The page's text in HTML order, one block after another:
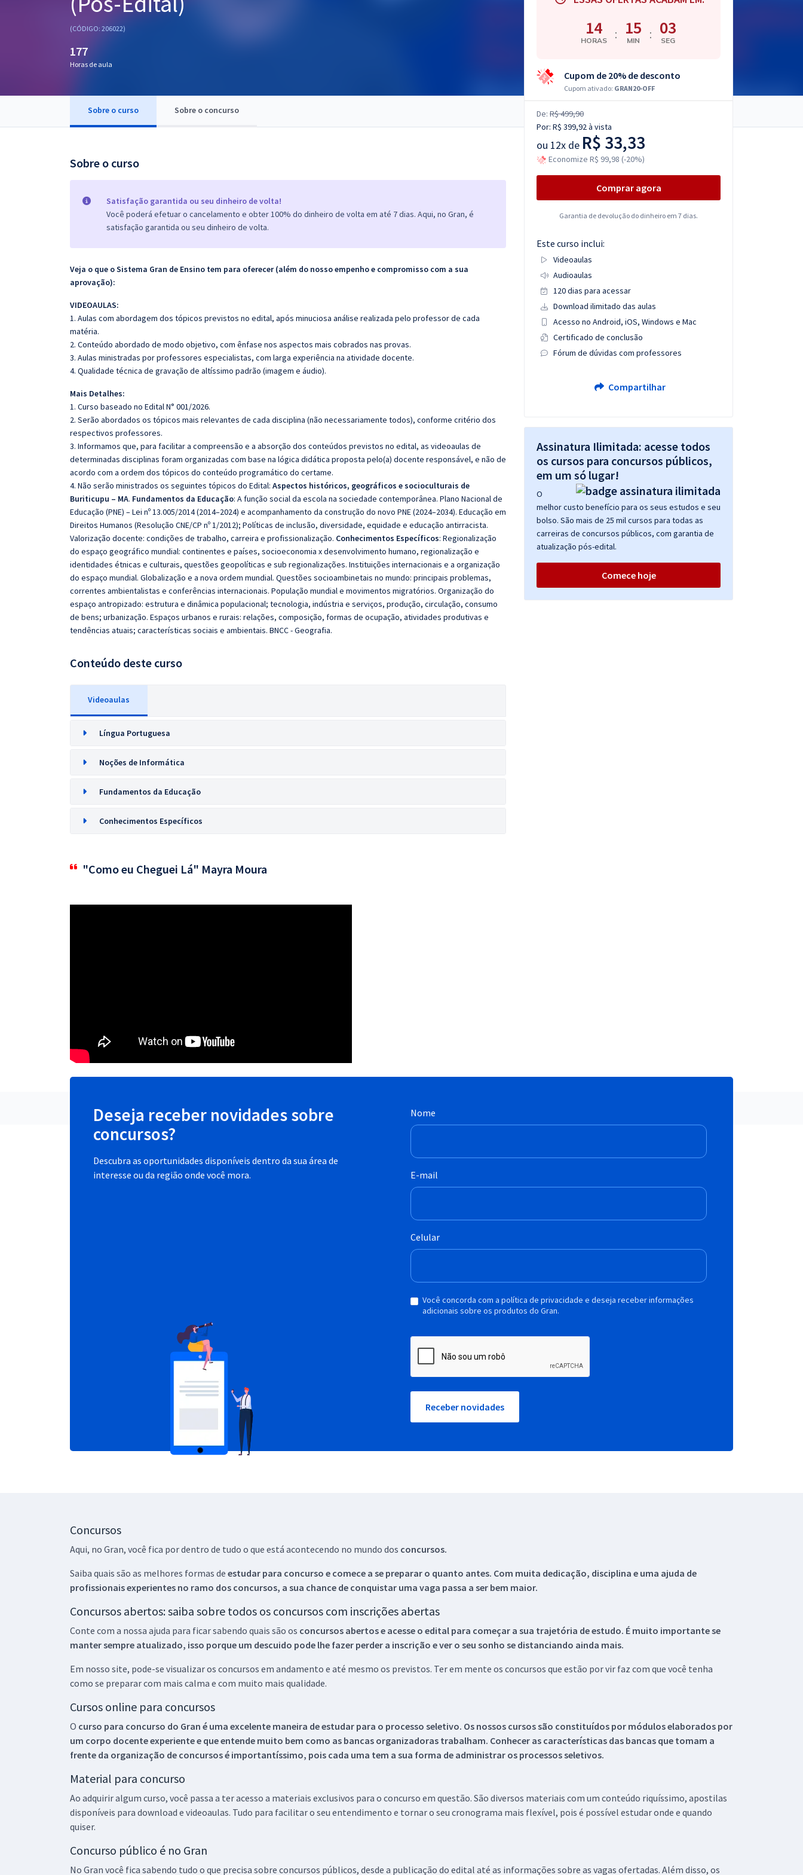
Questões grátis
(CÓDIGO: 206022)
177
Horas de aula
Sobre o curso Sobre o concurso
Sobre o curso
Satisfação garantida ou seu dinheiro de volta!
Você poderá efetuar o cancelamento e obter 100% do dinheiro de volta em até 7 dias. Aqui, no Gran, é
satisfação garantida ou seu dinheiro de volta.
Veja o que o Sistema Gran de Ensino tem para oferecer (além do nosso empenho e compromisso com a sua
aprovação):
VIDEOAULAS:
1. Aulas com abordagem dos tópicos previstos no edital, após minuciosa análise realizada pelo professor de cada
matéria.
2. Conteúdo abordado de modo objetivo, com ênfase nos aspectos mais cobrados nas provas.
3. Aulas ministradas por professores especialistas, com larga experiência na atividade docente.
4. Qualidade técnica de gravação de altíssimo padrão (imagem e áudio).
Mais Detalhes:
1. Curso baseado no Edital N° 001/2026.
2. Serão abordados os tópicos mais relevantes de cada disciplina (não necessariamente todos), conforme critério dos
respectivos professores.
3. Informamos que, para facilitar a compreensão e a absorção dos conteúdos previstos no edital, as videoaulas de
determinadas disciplinas foram organizadas com base na lógica didática proposta pelo(a) docente responsável, e não de
acordo com a ordem dos tópicos do conteúdo programático do certame.
4. Não serão ministrados os seguintes tópicos do Edital: Aspectos históricos, geográficos e socioculturais de
Buriticupu – MA. Fundamentos da Educação: A função social da escola na sociedade contemporânea. Plano Nacional de
Educação (PNE) – Lei nº 13.005/2014 (2014–2024) e acompanhamento da construção do novo PNE (2024–2034). Educação em
Direitos Humanos (Resolução CNE/CP nº 1/2012); Políticas de inclusão, diversidade, equidade e educação antirracista.
Valorização docente: condições de trabalho, carreira e profissionalização. Conhecimentos Específicos: Regionalização
do espaço geográfico mundial: continentes e países, socioeconomia x desenvolvimento humano, regionalização e
identidades étnicas e culturais, questões geopolíticas e sub regionalizações. Instituições internacionais e a organização
do espaço mundial. Globalização e a nova ordem mundial. Questões socioambinetais no mundo: principais problemas,
correntes ambientalistas e conferências internacionais. População mundial e movimentos migratórios. Organização do
espaço antropizado: estrutura e dinâmica populacional; tecnologia, indústria e serviços, produção, circulação, consumo
de bens; urbanização. Espaços urbanos e rurais: relações, composição, formas de ocupação, atividades produtivas e
tendências atuais; características sociais e ambientais. BNCC - Geografia.
Conteúdo deste curso
Videoaulas
Língua Portuguesa
Noções de Informática
Fundamentos da Educação
Conhecimentos Específicos
"Como eu Cheguei Lá" Mayra Moura
14
HORAS : 15
MIN : 02
SEG
Cupom de 20% de desconto
Cupom ativado: GRAN20-OFF
De: R$ 499,90
Por: R$ 399,92à vista
ou 12x de R$ 33,33
Economize R$ 99,98 (-20%)
Comprar agora
Garantia de devolução do dinheiro em 7 dias.
Este curso inclui:
Videoaulas
Audioaulas
120 dias para acessar
Download ilimitado das aulas
Acesso no Android, iOS, Windows e Mac
Certificado de conclusão
Fórum de dúvidas com professores
Compartilhar
Assinatura Ilimitada: acesse todos
os cursos para concursos públicos,
em um só lugar!
O
melhor custo benefício para os seus estudos e seu
bolso. São mais de 25 mil cursos para todas as
carreiras de concursos públicos, com garantia de
atualização pós-edital.
Comece hoje
Deseja receber novidades sobre
concursos?
Descubra as oportunidades disponíveis dentro da sua área de
interesse ou da região onde você mora.
Nome
E-mail
Celular
Você concorda com a política de privacidade e deseja receber informações
adicionais sobre os produtos do Gran.
Receber novidades
Concursos
Aqui, no Gran, você fica por dentro de tudo o que está acontecendo no mundo dos concursos.
Saiba quais são as melhores formas de estudar para concurso e comece a se preparar o quanto antes. Com muita dedicação, disciplina e uma ajuda de
profissionais experientes no ramo dos concursos, a sua chance de conquistar uma vaga passa a ser bem maior.
Concursos abertos: saiba sobre todos os concursos com inscrições abertas
Conte com a nossa ajuda para ficar sabendo quais são os concursos abertos e acesse o edital para começar a sua trajetória de estudo. É muito importante se
manter sempre atualizado, isso porque um descuido pode lhe fazer perder a inscrição e ver o seu sonho se distanciando ainda mais.
Em nosso site, pode-se visualizar os concursos em andamento e até mesmo os previstos. Ter em mente os concursos que estão por vir faz com que você tenha
como se preparar com mais calma e com muito mais qualidade.
Cursos online para concursos
O curso para concurso do Gran é uma excelente maneira de estudar para o processo seletivo. Os nossos cursos são constituídos por módulos elaborados por
um corpo docente experiente e que entende muito bem como as bancas organizadoras trabalham. Conhecer as características das bancas que tomam a
frente da organização de concursos é importantíssimo, pois cada uma tem a sua forma de administrar os processos seletivos.
Material para concurso
Ao adquirir algum curso, você passa a ter acesso a materiais exclusivos para o concurso em questão. São diversos materiais com um conteúdo riquíssimo, apostilas
disponíveis para download e videoaulas. Tudo para facilitar o seu entendimento e tornar o seu cronograma mais flexível, pois é possível estudar onde e quando
quiser.
Concurso público é no Gran
No Gran você fica sabendo tudo o que precisa sobre concursos públicos, desde a publicação do edital até as informações sobre as vagas ofertadas. Além disso, os